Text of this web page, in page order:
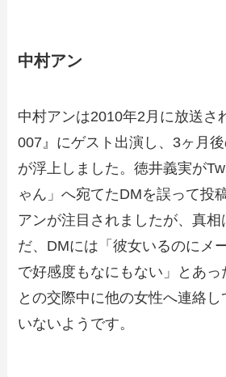
中村アン
中村アンは2010年2月に放送さ
007』にゲスト出演し、3ヶ月
が浮上しました。徳井義実が
ゃん」へ宛てたDMを誤って投
アンが注目されましたが、真相
だ、DMには「彼女いるのにメ
で好感度もなにもない」とあ
との交際中に他の女性へ連絡
いないようです。